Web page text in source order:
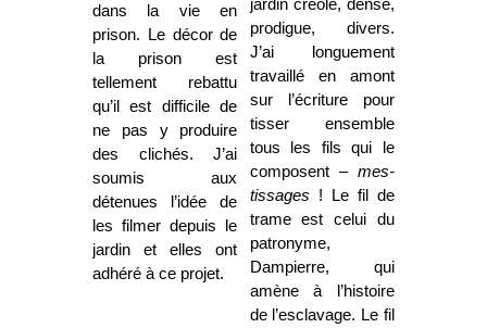
dans la vie en
prison. Le décor de
la prison est
tellement rebattu
qu’il est difficile de
ne pas y produire
des clichés. J’ai
soumis aux
détenues l’idée de
les filmer depuis le
jardin et elles ont
adhéré à ce projet.
jardin créole, dense,
prodigue, divers.
J’ai longuement
travaillé en amont
sur l’écriture pour
tisser ensemble
tous les fils qui le
composent – mes-
tissages ! Le fil de
trame est celui du
patronyme,
Dampierre, qui
amène à l’histoire
de l’esclavage. Le fil